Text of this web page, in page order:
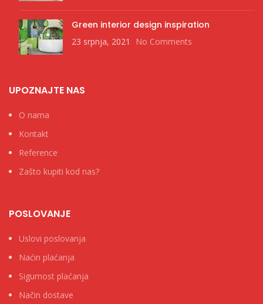
Green interior design inspiration
23 srpnja, 2021 No Comments
UPOZNAJTE NAS
O nama
Kontakt
Reference
Zašto kupiti kod nas?
POSLOVANJE
Uslovi poslovanja
Naćin plaćanja
Sigurnost plaćanja
Način dostave